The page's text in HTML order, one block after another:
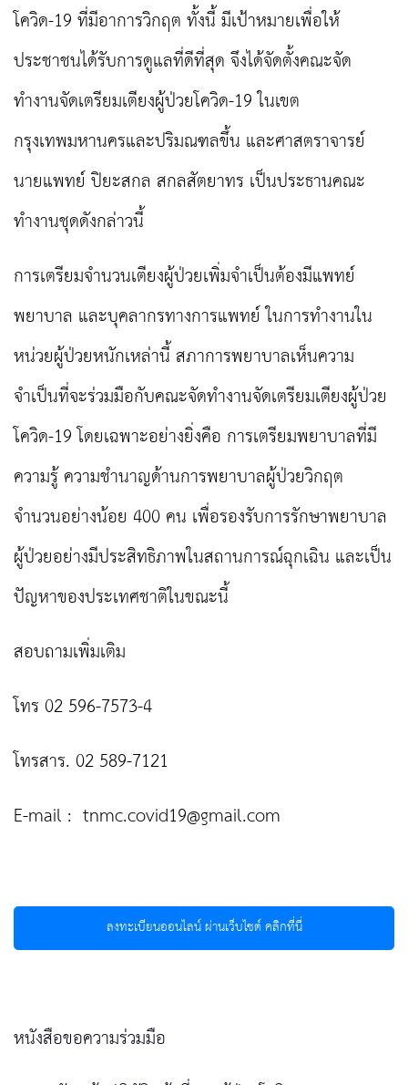
โควิด-19 ที่มีอาการวิกฤต ทั้งนี้ มีเป้าหมายเพื่อให้
ประชาชนได้รับการดูแลที่ดีที่สุด จึงได้จัดตั้งคณะจัด
ทำงานจัดเตรียมเตียงผู้ป่วยโควิด-19 ในเขต
กรุงเทพมหานครและปริมณฑลขึ้น และศาสตราจารย์
นายแพทย์ ปิยะสกล สกลสัตยาทร เป็นประธานคณะ
ทำงานชุดดังกล่าวนี้
การเตรียมจำนวนเตียงผู้ป่วยเพิ่มจำเป็นต้องมีแพทย์
พยาบาล และบุคลากรทางการแพทย์ ในการทำงานใน
หน่วยผู้ป่วยหนักเหล่านี้ สภาการพยาบาลเห็นความ
จำเป็นที่จะร่วมมือกับคณะจัดทำงานจัดเตรียมเตียงผู้ป่วย
โควิด-19 โดยเฉพาะอย่างยิ่งคือ การเตรียมพยาบาลที่มี
ความรู้ ความชำนาญด้านการพยาบาลผู้ป่วยวิกฤต
จำนวนอย่างน้อย 400 คน เพื่อรองรับการรักษาพยาบาล
ผู้ป่วยอย่างมีประสิทธิภาพในสถานการณ์ฉุกเฉิน และเป็น
ปัญหาของประเทศชาติในขณะนี้
สอบถามเพิ่มเติม
โทร 02 596-7573-4
โทรสาร. 02 589-7121
E-mail : tnmc.covid19@gmail.com
ลงทะเบียนออนไลน์ ผ่านเว็บไซต์ คลิกที่นี่
หนังสือขอความร่วมมือ